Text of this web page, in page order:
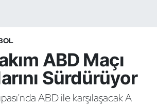
ABD Maçı
Sürdürüyor
ABD ile karşılaşacak A